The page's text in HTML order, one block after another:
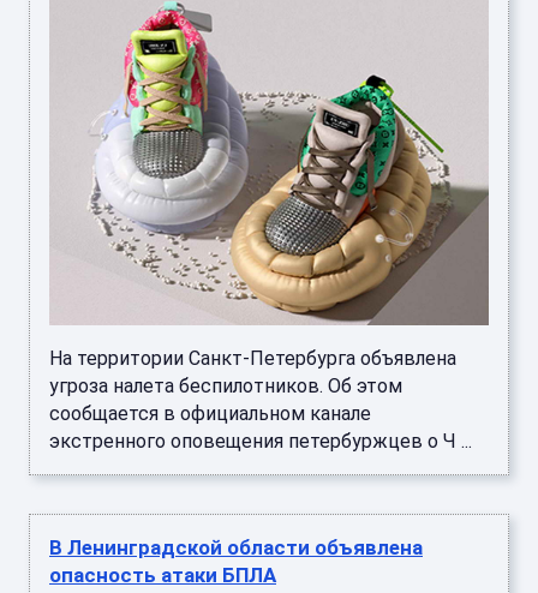
На территории Санкт-Петербурга объявлена
угроза налета беспилотников. Об этом
сообщается в официальном канале
экстренного оповещения петербуржцев о Ч ...
В Ленинградской области объявлена
опасность атаки БПЛА